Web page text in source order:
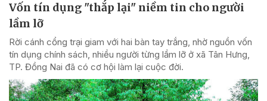
Vốn tín dụng "thắp lại" niềm tin cho người
lầm lỡ
Rời cánh cổng trại giam với hai bàn tay trắng, nhờ nguồn vốn
tín dụng chính sách, nhiều người từng lầm lỡ ở xã Tân Hưng,
TP. Đồng Nai đã có cơ hội làm lại cuộc đời.